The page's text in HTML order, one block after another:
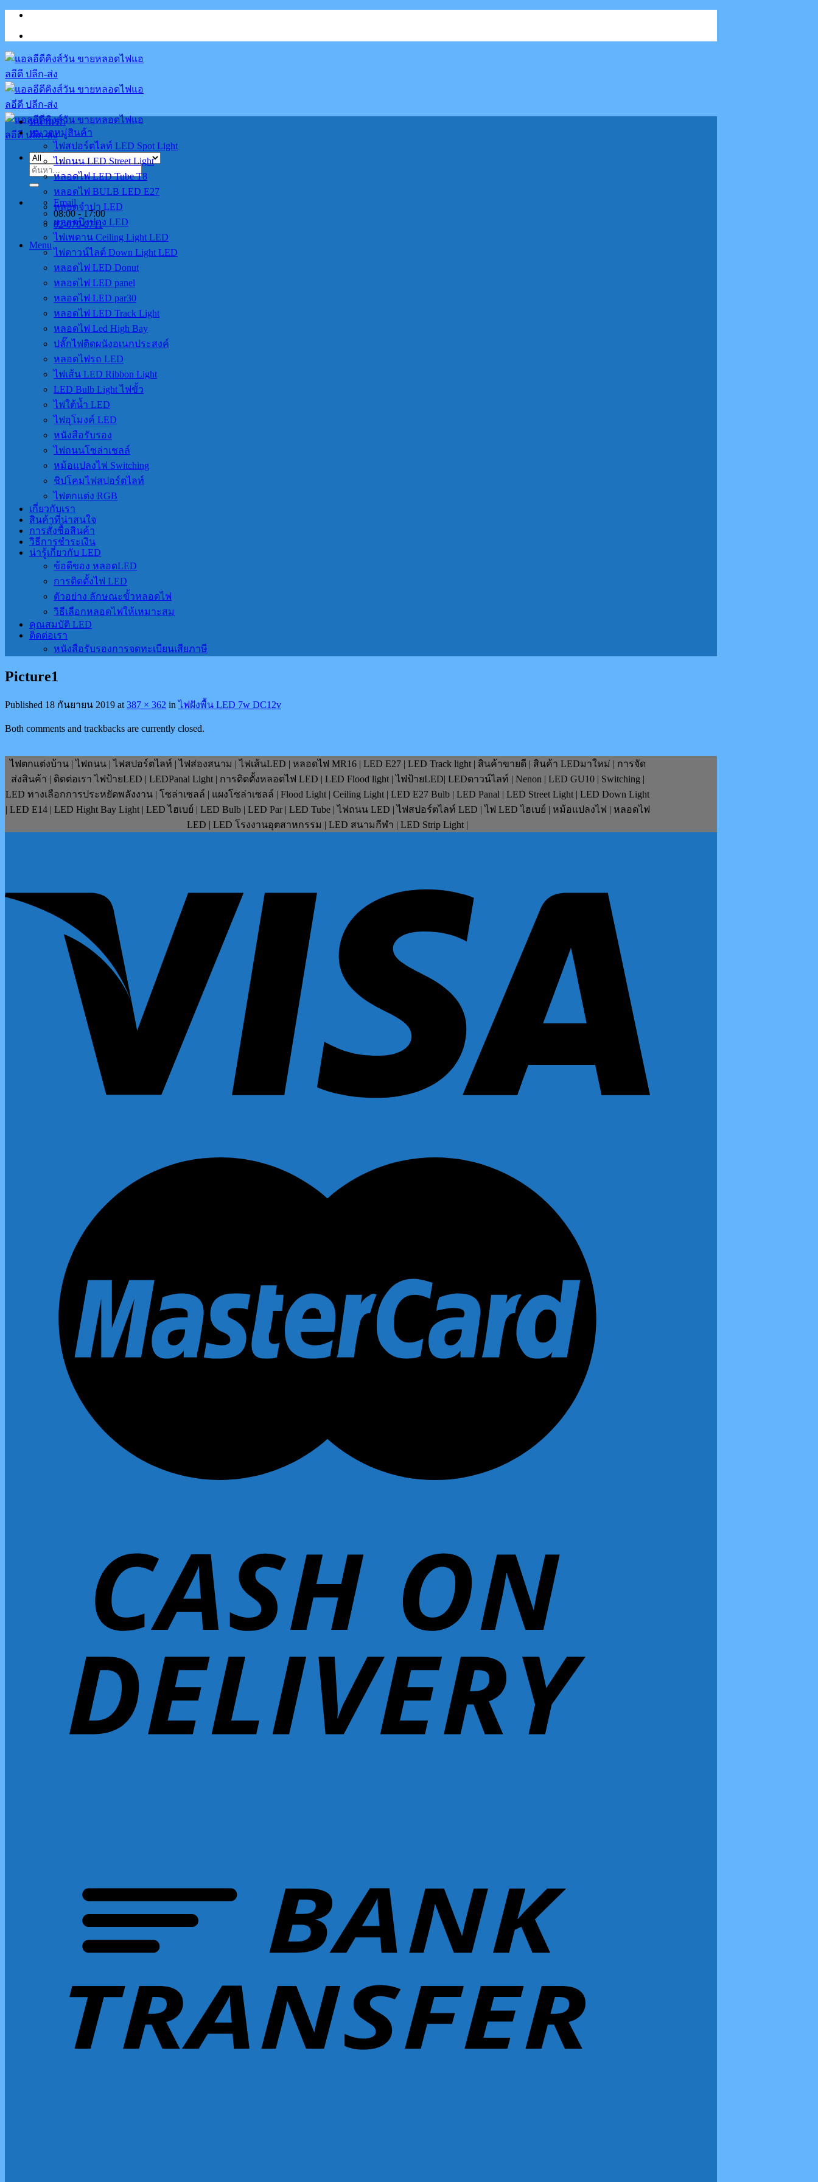
Skip
content
ค้นหา:
Email
08:00 - 17:00
02-070-0711
Menu
หน้าแรก
หมวดหมู่สินค้า
ไฟสปอร์ตไลท์ LED Spot Light
ไฟถนน LED Street Light
หลอดไฟ LED Tube T8
หลอดไฟ BULB LED E27
หลอดจำปา LED
หลอดปิงปอง LED
ไฟเพดาน Ceiling Light LED
ไฟดาวน์ไลต์ Down Light LED
หลอดไฟ LED Donut
หลอดไฟ LED panel
หลอดไฟ LED par30
หลอดไฟ LED Track Light
หลอดไฟ Led High Bay
ปลั๊กไฟติดผนังอเนกประสงค์
หลอดไฟรถ LED
ไฟเส้น LED Ribbon Light
LED Bulb Light ไฟขั้ว
ไฟใต้น้ำ LED
ไฟอุโมงค์ LED
หนังสือรับรอง
ไฟถนนโซล่าเชลล์
หม้อแปลงไฟ Switching
ชิปโคมไฟสปอร์ตไลท์
ไฟตกแต่ง RGB
เกี่ยวกับเรา
สินค้าที่น่าสนใจ
การสั่งซื้อสินค้า
วิธีการชำระเงิน
น่ารู้เกี่ยวกับ LED
ข้อดีของ หลอดLED
การติดตั้งไฟ LED
ตัวอย่าง ลักษณะขั้วหลอดไฟ
วิธีเลือกหลอดไฟให้เหมาะสม
คุณสมบัติ LED
ติดต่อเรา
หนังสือรับรองการจดทะเบียนเสียภาษี
Picture1
Published 18 กันยายน 2019 at 387 × 362 inไฟฝังพื้น LED 7w DC12v
Both comments and trackbacks are currently closed.
ไฟตกแต่งบ้าน | ไฟถนน | ไฟสปอร์ตไลท์ | ไฟส่องสนาม | ไฟเส้นLED | หลอดไฟ MR16 | LED E27 | LED Track light | สินค้าขายดี | สินค้า LEDมาใหม่ | การจัด
ส่งสินค้า | ติดต่อเรา ไฟป้ายLED | LEDPanal Light | การติดตั้งหลอดไฟ LED | LED Flood light | ไฟป้ายLED| LEDดาวน์ไลท์ | Nenon | LED GU10 | Switching |
LED ทางเลือกการประหยัดพลังงาน | โซล่าเซลล์ | แผงโซล่าเซลล์ | Flood Light | Ceiling Light | LED E27 Bulb | LED Panal | LED Street Light | LED Down Light
| LED E14 | LED Hight Bay Light | LED ไฮเบย์ | LED Bulb | LED Par | LED Tube | ไฟถนน LED | ไฟสปอร์ตไลท์ LED | ไฟ LED ไฮเบย์ | หม้อแปลงไฟ | หลอดไฟ
LED | LED โรงงานอุตสาหกรรม | LED สนามกีฬา | LED Strip Light |